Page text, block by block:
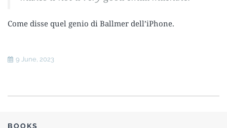
Come disse quel genio di Ballmer dell’iPhone.
9 June, 2023
BOOKS